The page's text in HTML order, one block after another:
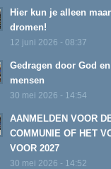
Hier kun je alleen
dromen!
12 juni 2026 - 08:37
Gedragen door God
mensen
30 mei 2026 - 14:54
AANMELDEN VOOR
COMMUNIE OF HET
VOOR 2027
30 mei 2026 - 14:52